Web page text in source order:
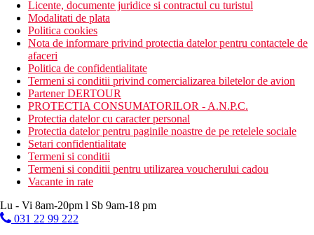
In Grecia, trebuie sa platiti taxa turistica in functie de
categoria hotelului. Taxa nu este inclusa in pretul turului si
trebuie platita de catre client direct la receptia hotelului.
Categoria oficiala
4 stele
Taxa turistica
Incepand cu 2025, in Grecia exista obligatia de a plati taxa
climatica in functie de categoria de hotel. Taxa nu este inclusa in
tariful ofertei si va fi achitata de catre client la receptia hotelului.
Noile taxe de statiune in Grecia sunt (Aprilie – Octombrie):
10.00 €. Tarifele afisate sunt pe camera/noapte.
Distanţe
100 km
Licente, documente juridice si contractul cu turistul
Modalitati de plata
Politica cookies
Nota de informare privind protectia datelor pentru contactele de
afaceri
Politica de confidentialitate
Termeni si conditii privind comercializarea biletelor de avion
Partener DERTOUR
PROTECTIA CONSUMATORILOR - A.N.P.C.
Protectia datelor cu caracter personal
Protectia datelor pentru paginile noastre de pe retelele sociale
Setari confidentialitate
Termeni si conditii
Termeni si conditii pentru utilizarea voucherului cadou
Vacante in rate
Lu - Vi 8am-20pm l Sb 9am-18 pm
031 22 99 222